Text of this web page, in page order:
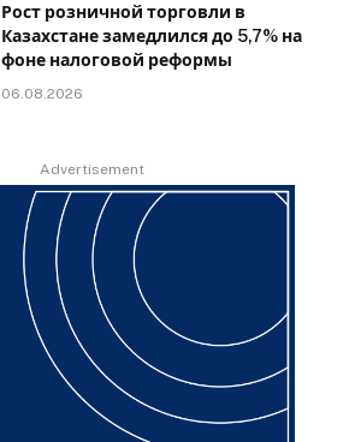
Рост розничной торговли в
Казахстане замедлился до 5,7% на
фоне налоговой реформы
06.08.2026
Advertisement